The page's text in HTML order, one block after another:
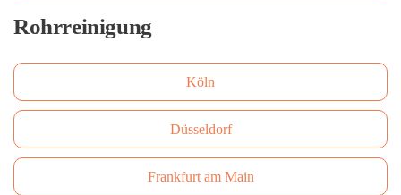
Rohrreinigung
Köln
Düsseldorf
Frankfurt am Main